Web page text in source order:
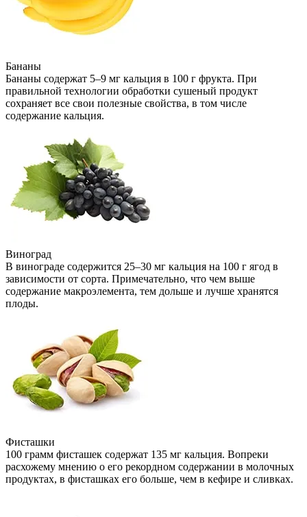
Бананы
Бананы содержат 5–9 мг кальция в 100 г фрукта. При
правильной технологии обработки сушеный продукт
сохраняет все свои полезные свойства, в том числе
содержание кальция.
Виноград
В винограде содержится 25–30 мг кальция на 100 г ягод в
зависимости от сорта. Примечательно, что чем выше
содержание макроэлемента, тем дольше и лучше хранятся
плоды.
Фисташки
100 грамм фисташек содержат 135 мг кальция. Вопреки
расхожему мнению о его рекордном содержании в молочных
продуктах, в фисташках его больше, чем в кефире и сливках.